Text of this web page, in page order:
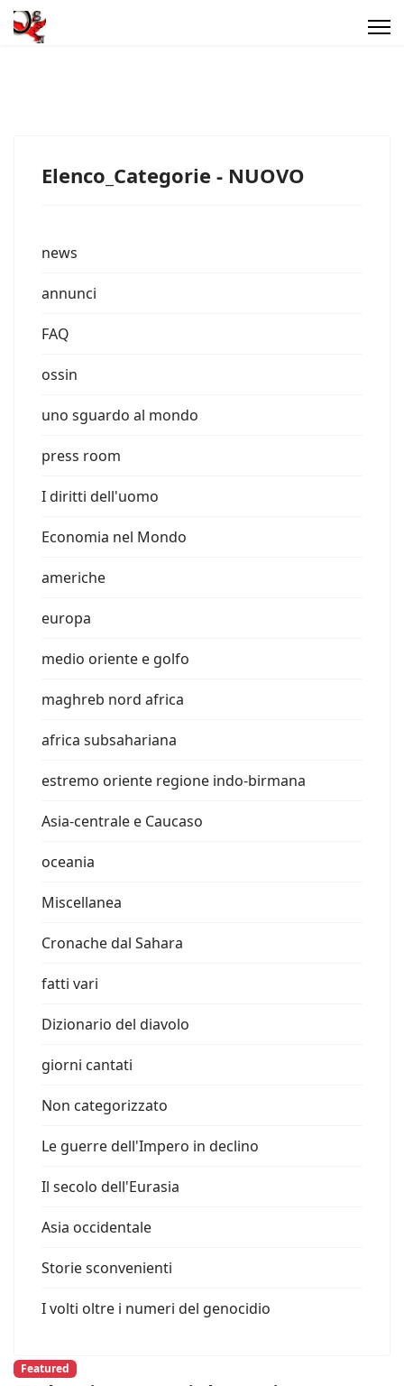
Elenco_Categorie - NUOVO
news
annunci
FAQ
ossin
uno sguardo al mondo
press room
I diritti dell'uomo
Economia nel Mondo
americhe
europa
medio oriente e golfo
maghreb nord africa
africa subsahariana
estremo oriente regione indo-birmana
Asia-centrale e Caucaso
oceania
Miscellanea
Cronache dal Sahara
fatti vari
Dizionario del diavolo
giorni cantati
Non categorizzato
Le guerre dell'Impero in declino
Il secolo dell'Eurasia
Asia occidentale
Storie sconvenienti
I volti oltre i numeri del genocidio
Featured